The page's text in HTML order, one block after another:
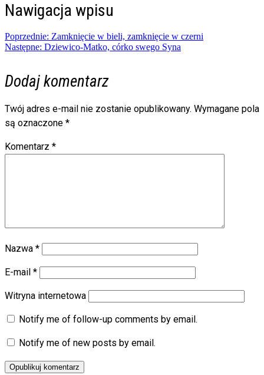
Nawigacja wpisu
Poprzednie: Zamknięcie w bieli, zamknięcie w czerni
Następne: Dziewico-Matko, córko swego Syna
Dodaj komentarz
Twój adres e-mail nie zostanie opublikowany. Wymagane pola
są oznaczone *
Komentarz *
Nazwa *
E-mail *
Witryna internetowa
Notify me of follow-up comments by email.
Notify me of new posts by email.